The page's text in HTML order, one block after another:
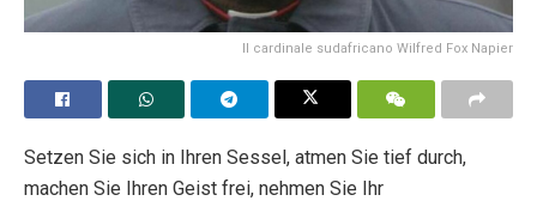
Il cardinale sudafricano Wilfred Fox Napier
Setzen Sie sich in Ihren Sessel, atmen Sie tief durch,
machen Sie Ihren Geist frei, nehmen Sie Ihr